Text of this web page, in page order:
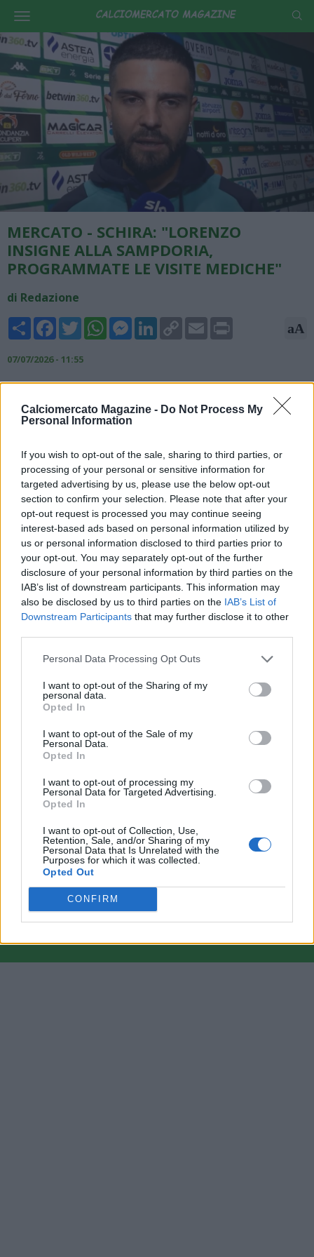
Calciomercato Magazine - Do Not Process My
Personal Information
If you wish to opt-out of the sale, sharing to third parties, or
processing of your personal or sensitive information for
targeted advertising by us, please use the below opt-out
section to confirm your selection. Please note that after your
opt-out request is processed you may continue seeing
interest-based ads based on personal information utilized by
us or personal information disclosed to third parties prior to
your opt-out. You may separately opt-out of the further
disclosure of your personal information by third parties on the
IAB’s list of downstream participants. This information may
also be disclosed by us to third parties on the IAB’s List of
Downstream Participants that may further disclose it to other
Personal Data Processing Opt Outs
I want to opt-out of the Sharing of my
personal data.
Opted In
I want to opt-out of the Sale of my
Personal Data.
Opted In
I want to opt-out of processing my
Personal Data for Targeted Advertising.
Opted In
I want to opt-out of Collection, Use,
Retention, Sale, and/or Sharing of my
Personal Data that Is Unrelated with the
Purposes for which it was collected.
Opted Out
CONFIRM
MERCATO - SCHIRA: "LORENZO
INSIGNE ALLA SAMPDORIA,
PROGRAMMATE LE VISITE MEDICHE"
di Redazione
Share FacebookTwitterWhatsAppMessengerLinkedInCopy
Link
Email aA
07/07/2026 - 11:55
Nicolò Schira, giornalista ed esperto di mercato, scrive su X:
"Lorenzo Insigne alla Sampdoria è nella fase finale.
Programmate le visite mediche per domani".
Planning medicals for tomorrow. #transfers
— Nicolò Schira (@NicoSchira)July 7, 2026
VAI ALLA VERSIONE CLASSICA
Il materiale (testo, foto e video) consultabile in questo portale è di nostra proprietà.
comunicati stampa con immagini e testi allegati ed autorizzati alla pubblicazione, e
quindi valutati di pubblico dominio. Se i soggetti o gli autori avessero qualcosa in
contrario alla pubblicazione, non avranno che da segnalarlo alla redazione (indirizzo
redazione@napolimagazine.com), che provvederà prontamente alla rimozione.
proprietà di Napoli Magazine.